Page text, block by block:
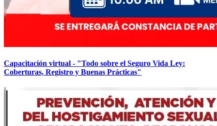
Capacitación virtual - "Todo sobre el Seguro Vida Ley:
Coberturas, Registro y Buenas Prácticas"